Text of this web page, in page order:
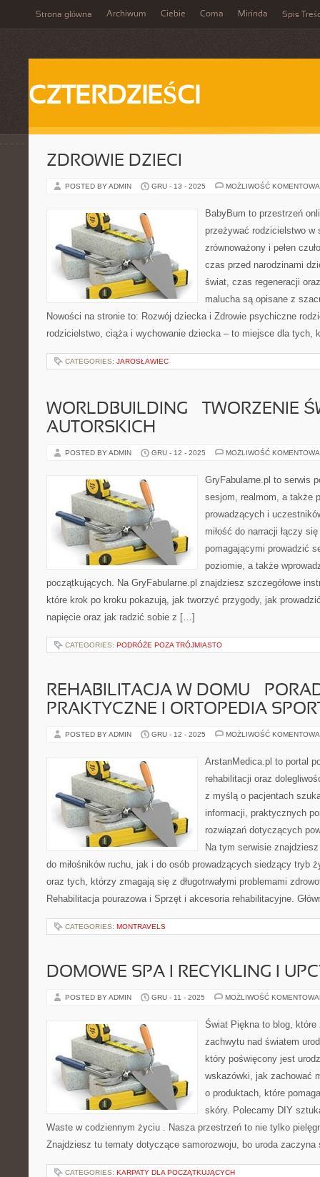
Strona główna Archiwum Ciebie Coma Mirinda Spis
CZTERDZIEŚCI
ZDROWIE DZIECI
POSTED BY ADMIN GRU - 13 - 2025 MOŻLIWOŚĆ
BabyBum to przestrzeń
przeżywać rodzicielstwo w
zrównoważony i pełen
czas przed narodzinami
świat, czas regeneracji
malucha są opisane z
Nowości na stronie to: Rozwój dziecka i Zdrowie psychiczne
rodzicielstwo, ciąża i wychowanie dziecka – to miejsce dla
CATEGORIES: JAROSŁAWIEC
WORLDBUILDING – TWORZENIE
AUTORSKICH
POSTED BY ADMIN GRU - 12 - 2025 MOŻLIWOŚĆ
GryFabularne.pl to serwis
sesjom, realmom, a także
prowadzących i
miłość do narracji łączy
pomagającymi prowadzić
poziomie, a także
początkujących. Na GryFabularne.pl znajdziesz szczegółowe
które krok po kroku pokazują, jak tworzyć przygody, jak
napięcie oraz jak radzić sobie z […]
CATEGORIES: PODRÓŻE POZA TRÓJMIASTO
REHABILITACJA W DOMU –
PRAKTYCZNE I ORTOPEDIA
POSTED BY ADMIN GRU - 12 - 2025 MOŻLIWOŚĆ
ArstanMedica.pl to portal
rehabilitacji oraz
z myślą o pacjentach
informacji, praktycznych
rozwiązań dotyczących
Na tym serwisie
do miłośników ruchu, jak i do osób prowadzących siedzący tryb
oraz tych, którzy zmagają się z długotrwałymi problemami
Rehabilitacja pourazowa i Sprzęt i akcesoria rehabilitacyjne.
CATEGORIES: MONTRAVELS
DOMOWE SPA I RECYKLING I
POSTED BY ADMIN GRU - 11 - 2025 MOŻLIWOŚĆ
Świat Piękna to blog, które
zachwytu nad światem
który poświęcony jest
wskazówki, jak zachować
o produktach, które
skóry. Polecamy DIY
Waste w codziennym życiu . Nasza przestrzeń to nie tylko
Znajdziesz tu tematy dotyczące samorozwoju, bo uroda
CATEGORIES: KARPATY DLA POCZĄTKUJĄCYCH